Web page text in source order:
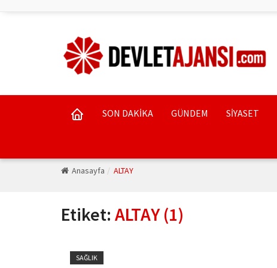
SON DAKİKA GÜNDEM SİYASET
Anasayfa ALTAY
Etiket: ALTAY (1)
SAĞLIK